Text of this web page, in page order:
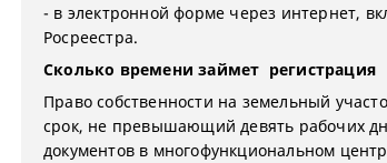
- в электронной форме через интернет,
Росреестра.
Сколько времени займет регистрация
Право собственности на земельный
срок, не превышающий девять рабочих
документов в многофункциональном